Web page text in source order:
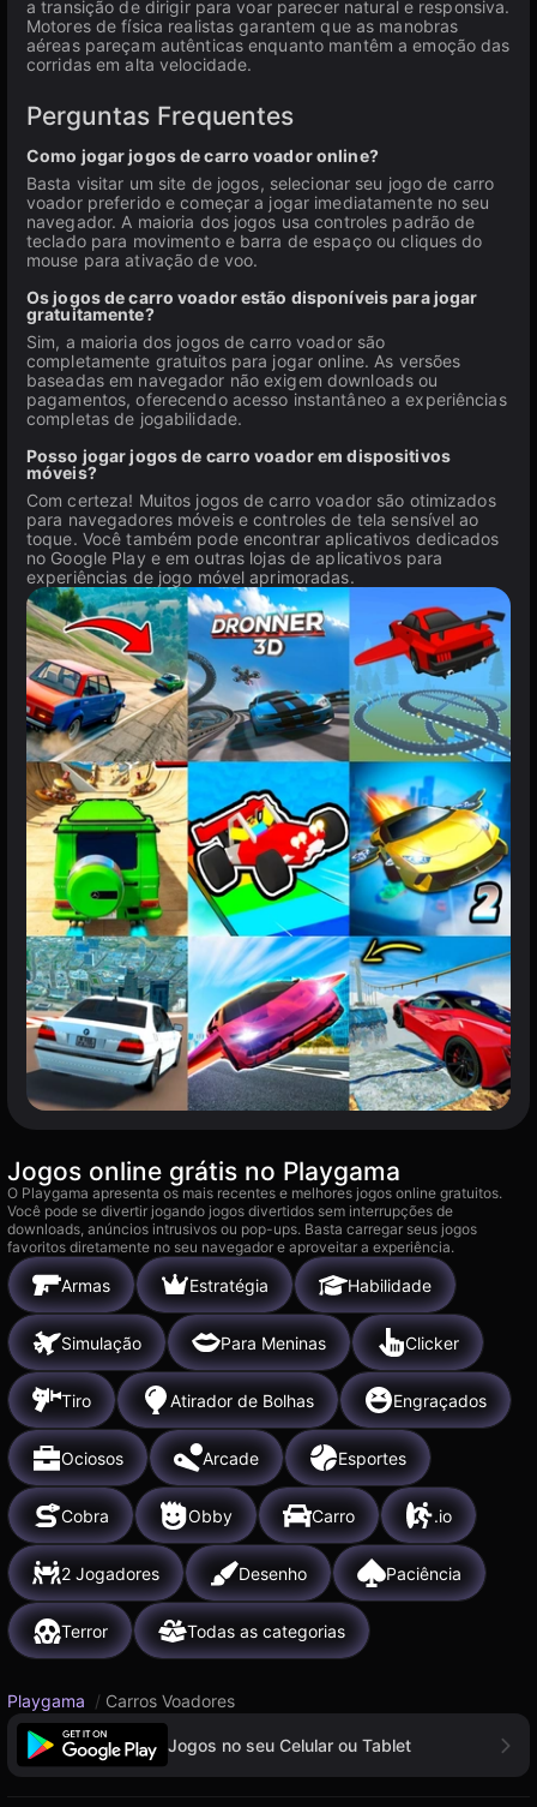
a transição de dirigir para voar parecer natural e responsiva.
Motores de física realistas garantem que as manobras
aéreas pareçam autênticas enquanto mantêm a emoção das
corridas em alta velocidade.
Perguntas Frequentes
Como jogar jogos de carro voador online?
Basta visitar um site de jogos, selecionar seu jogo de carro
voador preferido e começar a jogar imediatamente no seu
navegador. A maioria dos jogos usa controles padrão de
teclado para movimento e barra de espaço ou cliques do
mouse para ativação de voo.
Os jogos de carro voador estão disponíveis para jogar
gratuitamente?
Sim, a maioria dos jogos de carro voador são
completamente gratuitos para jogar online. As versões
baseadas em navegador não exigem downloads ou
pagamentos, oferecendo acesso instantâneo a experiências
completas de jogabilidade.
Posso jogar jogos de carro voador em dispositivos
móveis?
Com certeza! Muitos jogos de carro voador são otimizados
para navegadores móveis e controles de tela sensível ao
toque. Você também pode encontrar aplicativos dedicados
no Google Play e em outras lojas de aplicativos para
experiências de jogo móvel aprimoradas.
Jogos online grátis no Playgama
O Playgama apresenta os mais recentes e melhores jogos online gratuitos.
Você pode se divertir jogando jogos divertidos sem interrupções de
downloads, anúncios intrusivos ou pop-ups. Basta carregar seus jogos
favoritos diretamente no seu navegador e aproveitar a experiência.
Armas Estratégia Habilidade
Simulação Para Meninas Clicker
Tiro Atirador de Bolhas Engraçados
Ociosos Arcade Esportes
Cobra Obby Carro .io
2 Jogadores Desenho Paciência
Terror Todas as categorias
Playgama / Carros Voadores
Jogos no seu Celular ou Tablet